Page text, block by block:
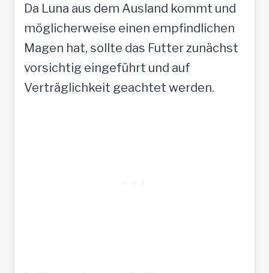
Da Luna aus dem Ausland kommt und
möglicherweise einen empfindlichen
Magen hat, sollte das Futter zunächst
vorsichtig eingeführt und auf
Verträglichkeit geachtet werden.